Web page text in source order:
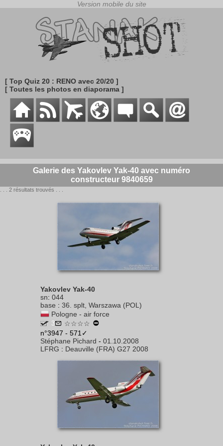
[ Top Quiz 20 : RENO avec 20/20 ]
[ Toutes les photos en diaporama ]
Galerie des Yakovlev Yak-40 avec numéro
constructeur 9840659
. . . 2 résultats trouvés . . .
Yakovlev Yak-40
sn: 044
base : 36. splt, Warszawa (POL)
Pologne - air force
3
☆☆☆☆
n°3947 - 571✓
Stéphane Pichard - 01.10.2008
LFRG : Deauville (FRA) G27 2008